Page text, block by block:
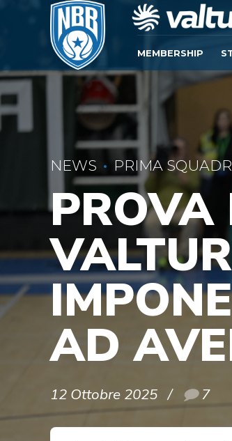
MEMBERSHIP
NEWS PRIMA
PROVA
AD
12 Ottobre 2025 7